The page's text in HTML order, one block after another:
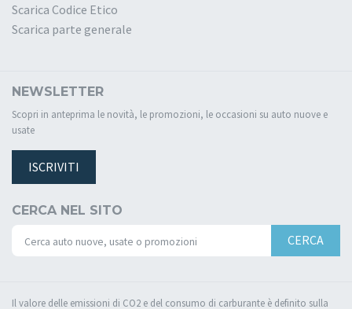
Scarica Codice Etico
Scarica parte generale
NEWSLETTER
Scopri in anteprima le novità, le promozioni, le occasioni su auto nuove e
usate
ISCRIVITI
CERCA NEL SITO
CERCA
Il valore delle emissioni di CO2 e del consumo di carburante è definito sulla